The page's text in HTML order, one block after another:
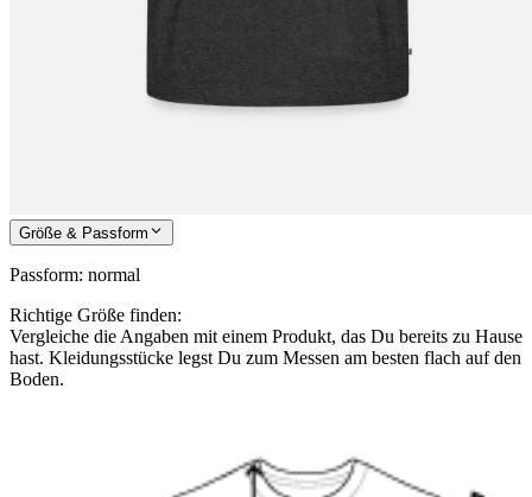
Größe & Passform
Passform: normal
Richtige Größe finden:
Vergleiche die Angaben mit einem Produkt, das Du bereits zu Hause
hast. Kleidungsstücke legst Du zum Messen am besten flach auf den
Boden.